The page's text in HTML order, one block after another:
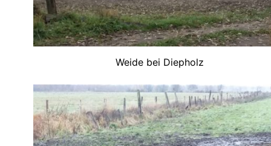
Weide bei Diepholz